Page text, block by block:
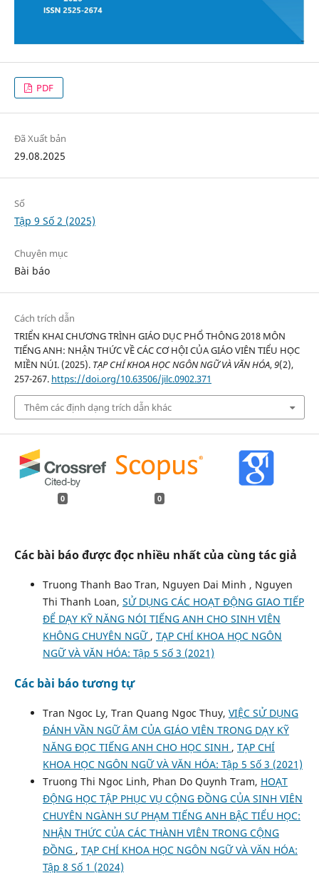
PDF
Đã Xuất bản
29.08.2025
Số
Tập 9 Số 2 (2025)
Chuyên mục
Bài báo
Cách trích dẫn
TRIỂN KHAI CHƯƠNG TRÌNH GIÁO DỤC PHỔ THÔNG 2018 MÔN
TIẾNG ANH: NHẬN THỨC VỀ CÁC CƠ HỘI CỦA GIÁO VIÊN TIỂU HỌC
MIỀN NÚI. (2025). TẠP CHÍ KHOA HỌC NGÔN NGỮ VÀ VĂN HÓA,9(2),
257-267. https://doi.org/10.63506/jilc.0902.371
Thêm các định dạng trích dẫn khác
0 0
Các bài báo được đọc nhiều nhất của cùng tác giả
Truong Thanh Bao Tran, Nguyen Dai Minh , Nguyen
Thi Thanh Loan, SỬ DỤNG CÁC HOẠT ĐỘNG GIAO TIẾP
ĐỂ DẠY KỸ NĂNG NÓI TIẾNG ANH CHO SINH VIÊN
KHÔNG CHUYÊN NGỮ , TẠP CHÍ KHOA HỌC NGÔN
NGỮ VÀ VĂN HÓA: Tập 5 Số 3 (2021)
Các bài báo tương tự
Tran Ngoc Ly, Tran Quang Ngoc Thuy, VIỆC SỬ DỤNG
ĐÁNH VẦN NGỮ ÂM CỦA GIÁO VIÊN TRONG DẠY KỸ
NĂNG ĐỌC TIẾNG ANH CHO HỌC SINH , TẠP CHÍ
KHOA HỌC NGÔN NGỮ VÀ VĂN HÓA: Tập 5 Số 3 (2021)
Truong Thi Ngoc Linh, Phan Do Quynh Tram, HOẠT
ĐỘNG HỌC TẬP PHỤC VỤ CỘNG ĐỒNG CỦA SINH VIÊN
CHUYÊN NGÀNH SƯ PHẠM TIẾNG ANH BẬC TIỂU HỌC:
NHẬN THỨC CỦA CÁC THÀNH VIÊN TRONG CỘNG
ĐỒNG , TẠP CHÍ KHOA HỌC NGÔN NGỮ VÀ VĂN HÓA:
Tập 8 Số 1 (2024)